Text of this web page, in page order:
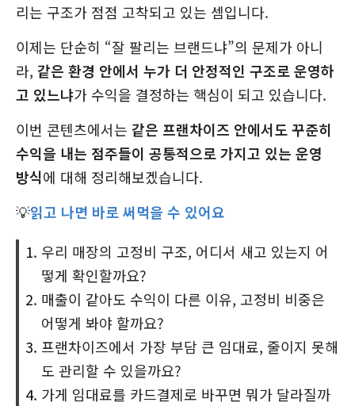
리는 구조가 점점 고착되고 있는 셈입니다.
이제는 단순히 “잘 팔리는 브랜드냐”의 문제가 아니
라, 같은 환경 안에서 누가 더 안정적인 구조로 운영하
고 있느냐가 수익을 결정하는 핵심이 되고 있습니다.
이번 콘텐츠에서는 같은 프랜차이즈 안에서도 꾸준히
수익을 내는 점주들이 공통적으로 가지고 있는 운영
방식에 대해 정리해보겠습니다.
💡읽고 나면 바로 써먹을 수 있어요
우리 매장의 고정비 구조, 어디서 새고 있는지 어
떻게 확인할까요?
매출이 같아도 수익이 다른 이유, 고정비 비중은
어떻게 봐야 할까요?
프랜차이즈에서 가장 부담 큰 임대료, 줄이지 못해
도 관리할 수 있을까요?
가게 임대료를 카드결제로 바꾸면 뭐가 달라질까